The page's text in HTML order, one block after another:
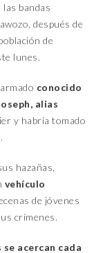
bandas
después de
de
lunes.
conocido
alias
y habría tomado
hazañas,
vehículo
de jóvenes
crímenes.
se acercan cada